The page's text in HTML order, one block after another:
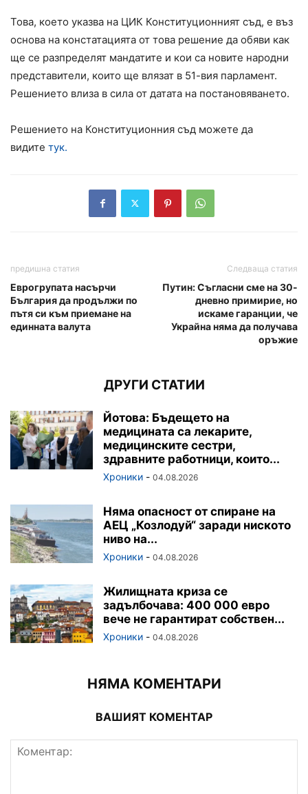
Това, което указва на ЦИК Конституционният съд, е въз
основа на констатацията от това решение да обяви как
ще се разпределят мандатите и кои са новите народни
представители, които ще влязат в 51-вия парламент.
Решението влиза в сила от датата на постановяването.
Решението на Конституционния съд можете да
видите тук.
предишна статия
Еврогрупата насърчи
България да продължи по
пътя си към приемане на
единната валута
Следваща статия
Путин: Съгласни сме на 30-
дневно примирие, но
искаме гаранции, че
Украйна няма да получава
оръжие
ДРУГИ СТАТИИ
Йотова: Бъдещето на
медицината са лекарите,
медицинските сестри,
здравните работници, които...
Хроники - 04.08.2026
Няма опасност от спиране на
АЕЦ „Козлодуй“ заради ниското
ниво на...
Хроники - 04.08.2026
Жилищната криза се
задълбочава: 400 000 евро
вече не гарантират собствен...
Хроники - 04.08.2026
НЯМА КОМЕНТАРИ
ВАШИЯТ КОМЕНТАР